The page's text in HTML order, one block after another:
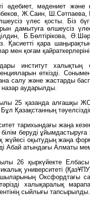
әдебиет, мәдениет
Ж.Саин, Ш.Сәтпаева,
үлес қосты. Біз
дамытуға өлшеусіз
Б.Бөлтірікова,
Қасиетті қара
мен қоғам
институт халықтың
өткізді.
салу және жастарды
аударылды.
25 қазанда алғашқы ЖОО
Қазақстанның
тарихындағы жаңа
беруді
жүйесі оқытудың жаңа
Абай атындағы Алматы
26 қыркүйекте
университеті
Оксфордтағы
халықаралық
сыйлығы тапсырылды.